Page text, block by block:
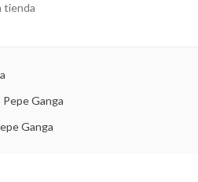
tienda
Pepe Ganga
Ganga